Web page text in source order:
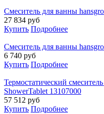
Смеситель для ванны
27 834 руб
Купить Подробнее
Смеситель для ванны
6 740 руб
Купить Подробнее
Термостатический
ShowerTablet 13107000
57 512 руб
Купить Подробнее